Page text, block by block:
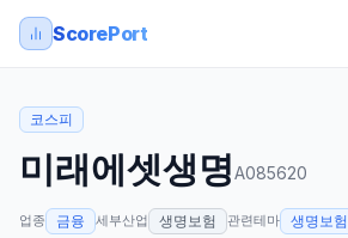
ScorePort
코스피
미래에셋생명A085620
업종 금융 세부산업 생명보험 관련테마
생명보험